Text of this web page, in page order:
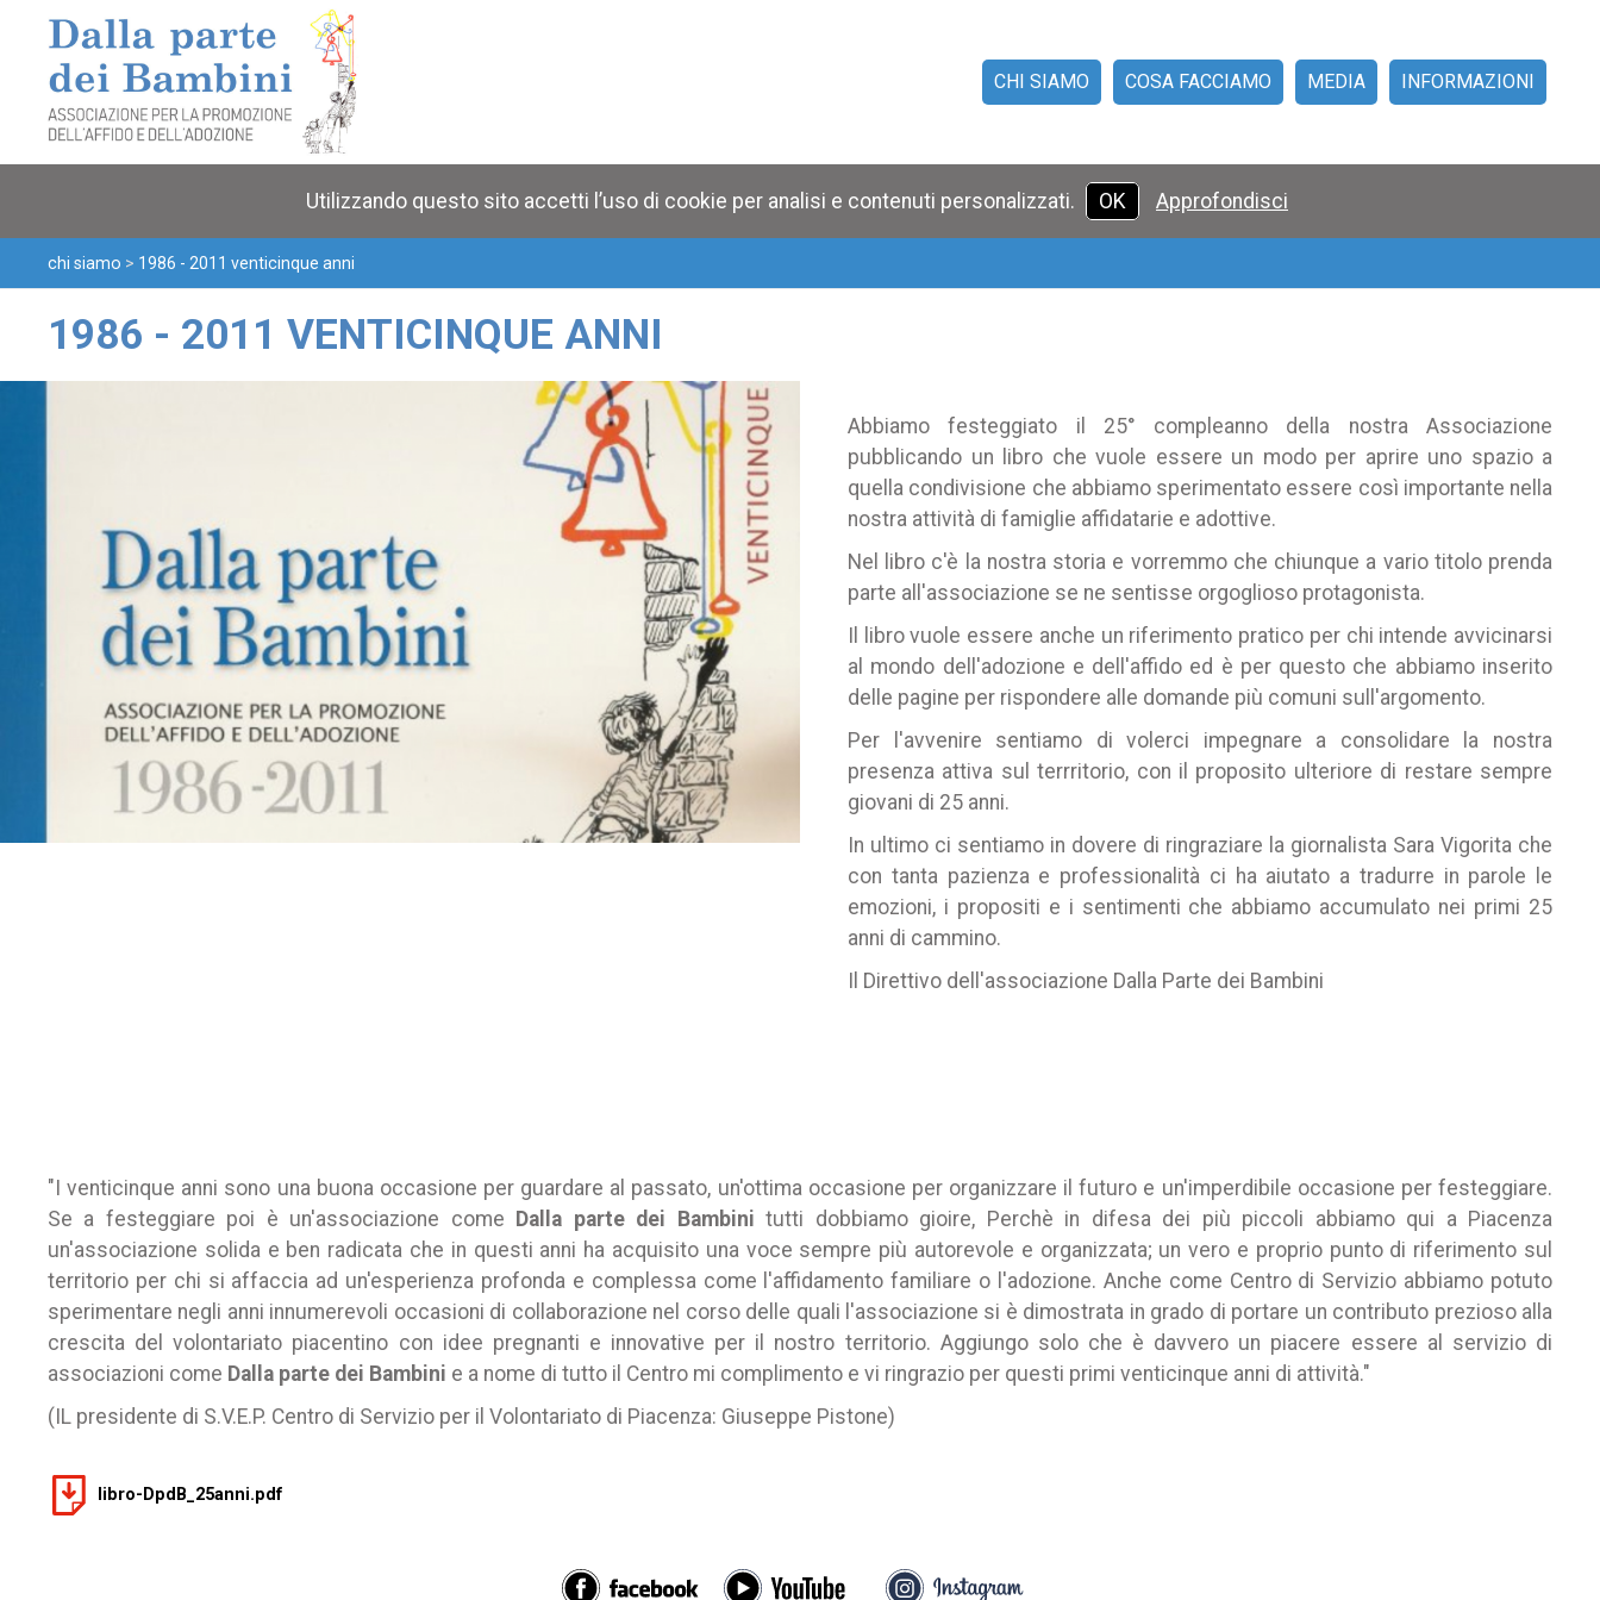
Utilizzando questo sito accetti l’uso di cookie per analisi e contenuti personalizzati. OK Approfondisci
CHI SIAMO COSA FACCIAMO MEDIA INFORMAZIONI
chi siamo > 1986 - 2011 venticinque anni
1986 - 2011 VENTICINQUE ANNI
Abbiamo festeggiato il 25° compleanno della nostra Associazione
pubblicando un libro che vuole essere un modo per aprire uno spazio a
quella condivisione che abbiamo sperimentato essere così importante nella
nostra attività di famiglie affidatarie e adottive.
Nel libro c'è la nostra storia e vorremmo che chiunque a vario titolo prenda
parte all'associazione se ne sentisse orgoglioso protagonista.
Il libro vuole essere anche un riferimento pratico per chi intende avvicinarsi
al mondo dell'adozione e dell'affido ed è per questo che abbiamo inserito
delle pagine per rispondere alle domande più comuni sull'argomento.
Per l'avvenire sentiamo di volerci impegnare a consolidare la nostra
presenza attiva sul terrritorio, con il proposito ulteriore di restare sempre
giovani di 25 anni.
In ultimo ci sentiamo in dovere di ringraziare la giornalista Sara Vigorita che
con tanta pazienza e professionalità ci ha aiutato a tradurre in parole le
emozioni, i propositi e i sentimenti che abbiamo accumulato nei primi 25
anni di cammino.
Il Direttivo dell'associazione Dalla Parte dei Bambini
"I venticinque anni sono una buona occasione per guardare al passato, un'ottima occasione per organizzare il futuro e un'imperdibile occasione per festeggiare.
Se a festeggiare poi è un'associazione come
Dalla parte dei Bambini tutti dobbiamo gioire, Perchè in difesa dei più piccoli abbiamo qui a Piacenza
un'associazione solida e ben radicata che in questi anni ha acquisito una voce sempre più autorevole e organizzata; un vero e proprio punto di riferimento sul
territorio per chi si affaccia ad un'esperienza profonda e complessa come l'affidamento familiare o l'adozione. Anche come Centro di Servizio abbiamo potuto
sperimentare negli anni innumerevoli occasioni di collaborazione nel corso delle quali l'associazione si è dimostrata in grado di portare un contributo prezioso alla
crescita del volontariato piacentino con idee pregnanti e innovative per il nostro territorio. Aggiungo solo che è davvero un piacere essere al servizio di
associazioni come Dalla parte dei Bambini e a nome di tutto il Centro mi complimento e vi ringrazio per questi primi venticinque anni di attività."
(IL presidente di S.V.E.P. Centro di Servizio per il Volontariato di Piacenza: Giuseppe Pistone)
libro-DpdB_25anni.pdf